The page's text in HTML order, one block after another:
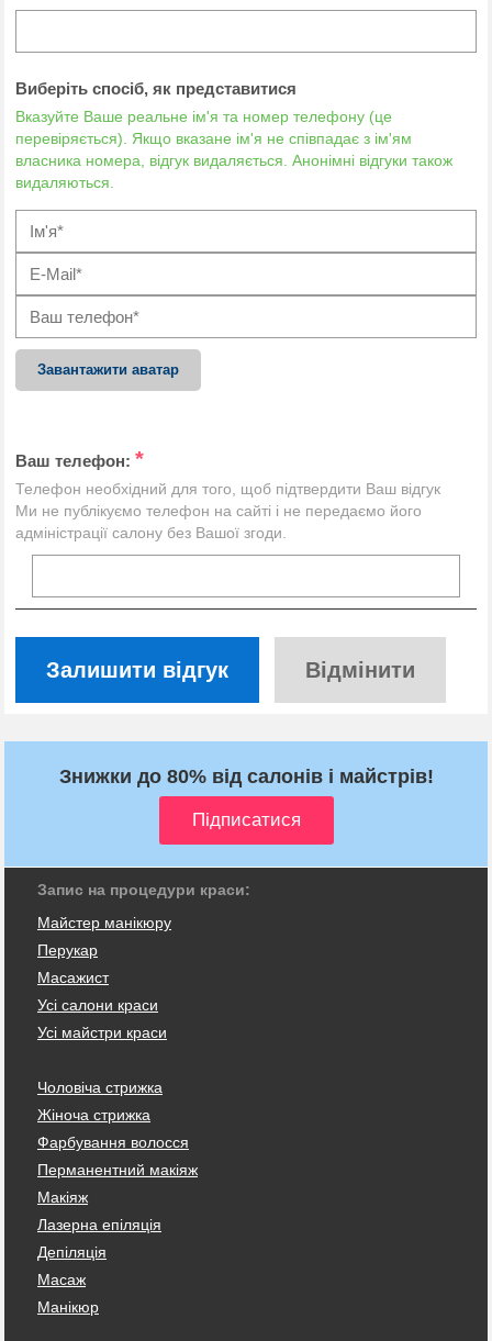
Виберіть спосіб, як представитися
Вказуйте Ваше реальне ім'я та номер телефону (це
перевіряється). Якщо вказане ім'я не співпадає з ім'ям
власника номера, відгук видаляється. Анонімні відгуки також
видаляються.
Завантажити аватар
Ваш телефон: *
Телефон необхідний для того, щоб підтвердити Ваш відгук
Ми не публікуємо телефон на сайті і не передаємо його
адміністрації салону без Вашої згоди.
Залишити відгук Відмінити
Знижки до 80% від салонів і майстрів!
Запис на процедури краси:
Майстер манікюру
Перукар
Масажист
Усі салони краси
Усі майстри краси
Чоловіча стрижка
Жіноча стрижка
Фарбування волосся
Перманентний макіяж
Макіяж
Лазерна епіляція
Депіляція
Масаж
Манікюр